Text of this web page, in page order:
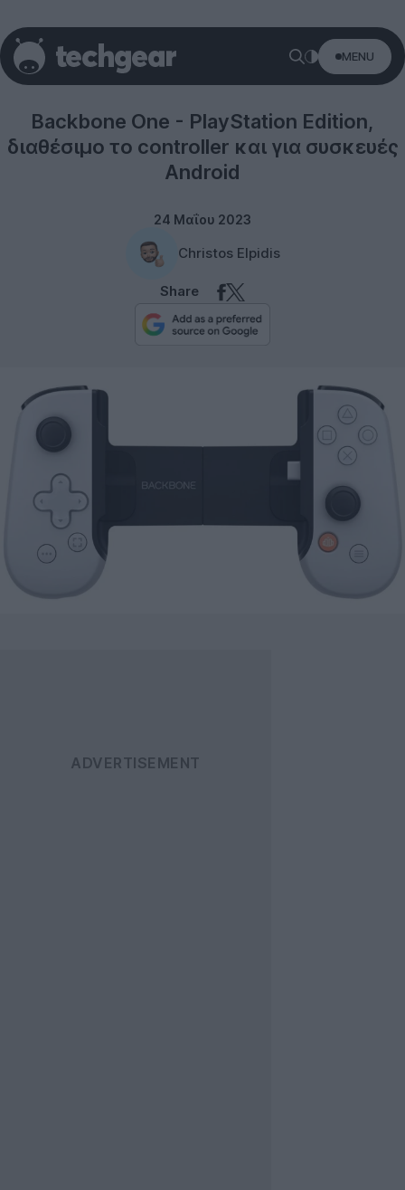
MENU
Backbone One - PlayStation Edition,
διαθέσιμο το controller και για συσκευές
Android
24 Μαΐου 2023
Christos Elpidis
Share